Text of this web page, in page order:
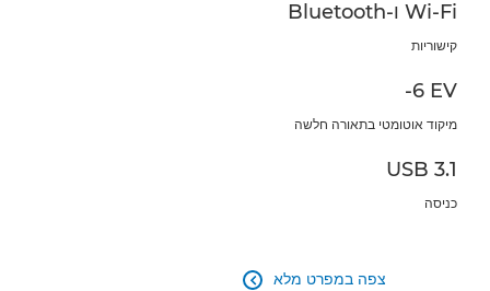
Wi-Fi ו-Bluetooth
קישוריות
‎-6 EV
מיקוד אוטומטי בתאורה חלשה
USB 3.1
כניסה
צפה במפרט מלא 